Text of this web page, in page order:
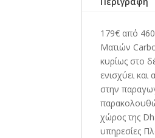
179€ από
Ματιών
κυρίως στο
ενισχύει
στην
χώρος της
υπηρεσίες